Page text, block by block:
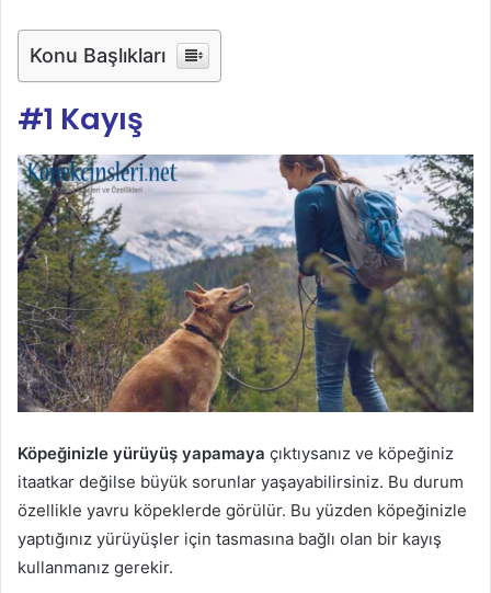
Konu Başlıkları
#1 Kayış
Köpeğinizle yürüyüş yapamaya çıktıysanız ve köpeğiniz
itaatkar değilse büyük sorunlar yaşayabilirsiniz. Bu durum
özellikle yavru köpeklerde görülür. Bu yüzden köpeğinizle
yaptığınız yürüyüşler için tasmasına bağlı olan bir kayış
kullanmanız gerekir.